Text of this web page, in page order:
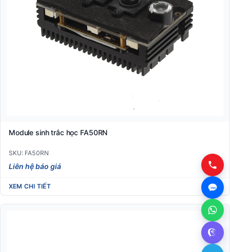
Module sinh trắc học FA50RN
SKU: FA50RN
Liên hệ báo giá
XEM CHI TIẾT